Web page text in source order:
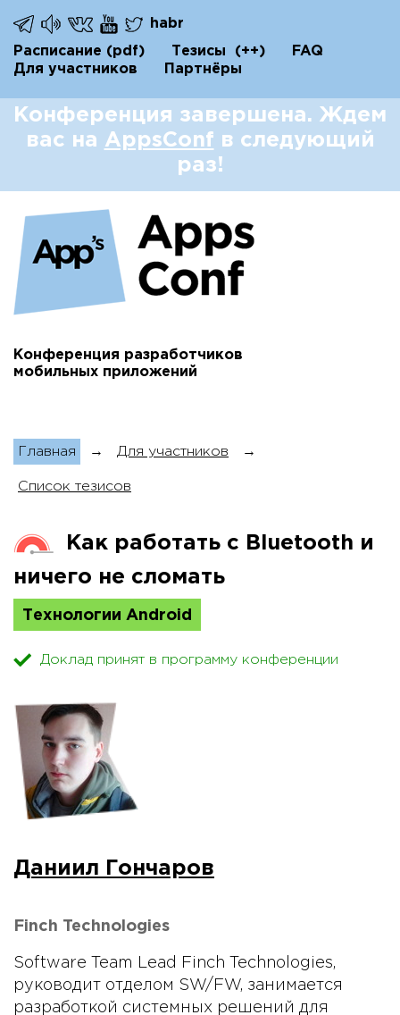
habr
Расписание (pdf) Тезисы (++)
FAQ
Для участников
Партнёры
Конференция завершена. Ждем
вас на AppsConf в следующий
раз!
Конференция разработчиков
мобильных приложений
Главная → Для участников →
Список тезисов
Как работать с Bluetooth и
ничего не сломать
Технологии Android
Доклад принят в программу конференции
Даниил Гончаров
Finch Technologies
Software Team Lead Finch Technologies,
руководит отделом SW/FW, занимается
разработкой системных решений для